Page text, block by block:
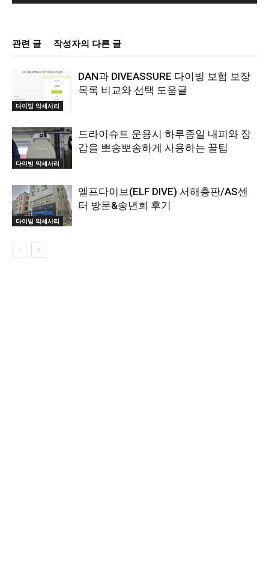
관련 글 작성자의 다른 글
다이빙 악세사리
DAN과 DIVEASSURE 다이빙 보험 보장
목록 비교와 선택 도움글
다이빙 악세사리
드라이슈트 운용시 하루종일 내피와 장
갑을 뽀송뽀송하게 사용하는 꿀팁
다이빙 악세사리
엘프다이브(ELF DIVE) 서해총판/AS센
터 방문&송년회 후기